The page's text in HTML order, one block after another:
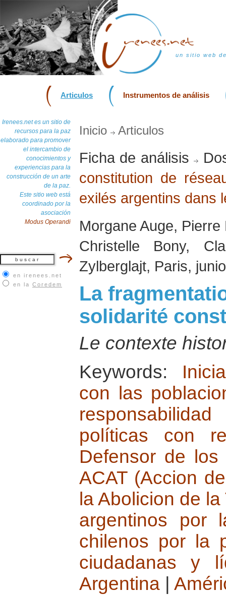
un sitio web
Articulos Instrumentos de análisis
Irenees.net es un sitio de
recursos para la paz
elaborado para promover
el intercambio de
conocimientos y
experiencias para la
construcción de un arte
de la paz.
Este sitio web está
coordinado por la
asociación
Modus Operandi
en irenees.net
en la Coredem
Inicio Articulos
Ficha de análisis
constitution de
exilés argentins dans
Morgane Auge,
Christelle Bony,
Zylberglajt, Paris,
La
solidarité
Le contexte
Keywords:
con las
políticas con
Defensor de
ACAT (Accion
la Abolicion de la
argentinos por
chilenos por la
ciudadanas y
Argentina